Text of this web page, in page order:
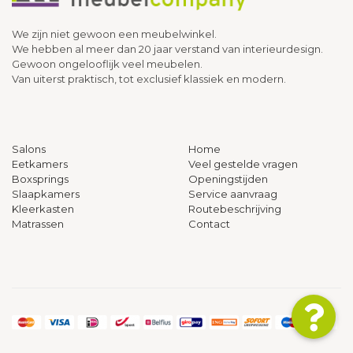
We zijn niet gewoon een meubelwinkel.
We hebben al meer dan 20 jaar verstand van interieurdesign.
Gewoon ongelooflijk veel meubelen.
Van uiterst praktisch, tot exclusief klassiek en modern.
Salons
Eetkamers
Boxsprings
Slaapkamers
Kleerkasten
Matrassen
Home
Veel gestelde vragen
Openingstijden
Service aanvraag
Routebeschrijving
Contact